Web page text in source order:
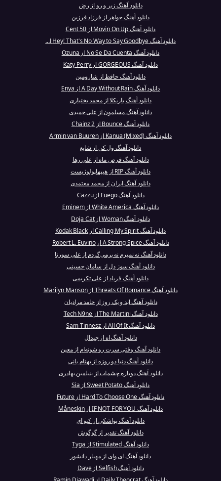
دانلود آهنگ زیر و رو از رض
دانلود آهنگ جواهر از فرزاد فرزین
دانلود آهنگ Movin On Up از 50 Cent
دانلود آهنگ Hey! That's No Way to Say Goodbye ا...
دانلود آهنگ No Se Da Cuenta از Ozuna
دانلود آهنگ GORGEOUS از Katy Perry
دانلود آهنگ حافظ از شارومین
دانلود آهنگ A Day Without Rain از Enya
دانلود آهنگ باریکلا از محمد بختیاری
دانلود آهنگ مسلمون از علی حمیدی
دانلود آهنگ Bounce از 2 Chainz
دانلود آهنگ Kanua (Mixed) از Armin van Buuren
دانلود آهنگ ول کن از شایع
دانلود آهنگ قرص ماه از علی رها
دانلود آهنگ RIP از هیپهاپولوژیست
دانلود آهنگ ایران از محمد معتمدی
دانلود آهنگ Fuego از Cazzu
دانلود آهنگ White America از Eminem
دانلود آهنگ Woman از Doja Cat
دانلود آهنگ Calling My Spirit از Kodak Black
دانلود آهنگ A Strong Spice از Robert L. Euvino
دانلود آهنگ نه نمیرم نه برمی‌گردم از علی سورنا
دانلود آهنگ سوز دل از سامان حسینی
دانلود آهنگ فریاد از علی تکریمی
دانلود آهنگ Threats Of Romance از Marilyn Manson
دانلود آهنگ ابد و یک روز از حامد مرادیان
دانلود آهنگ The Martini از Tech N9ne
دانلود آهنگ All Of It از Sam Tinnesz
دانلود آهنگ اه از جیدال
دانلود آهنگ وقتی سرت رو شونه‌ام از معین
دانلود آهنگ دنیا دو روزه از بهنام بانی
دانلود آهنگ دوباره چشمات از بنیامین بهادری
دانلود آهنگ Sweet Potato از Sia
دانلود آهنگ Hard To Choose One از Future
دانلود آهنگ IF NOT FOR YOU از Måneskin
دانلود آهنگ یواشکی از کیو ای
دانلود آهنگ تقدیر از گوگوش
دانلود آهنگ Stimulated از Tyga
دانلود آهنگ ای وای از مهیار دانشور
دانلود آهنگ Selfish از Dave